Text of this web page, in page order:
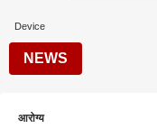
Device
NEWS
आरोग्य